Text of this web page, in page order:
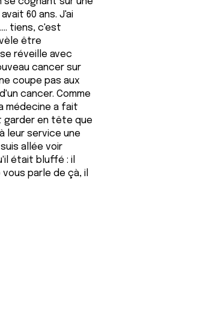
60 ans. J'ai
tiens, c'est
être
réveille avec
cancer sur
coupe pas aux
cancer. Comme
médecine a fait
garder en tête que
leur service une
allée voir
était bluffé : il
parle de çà, il